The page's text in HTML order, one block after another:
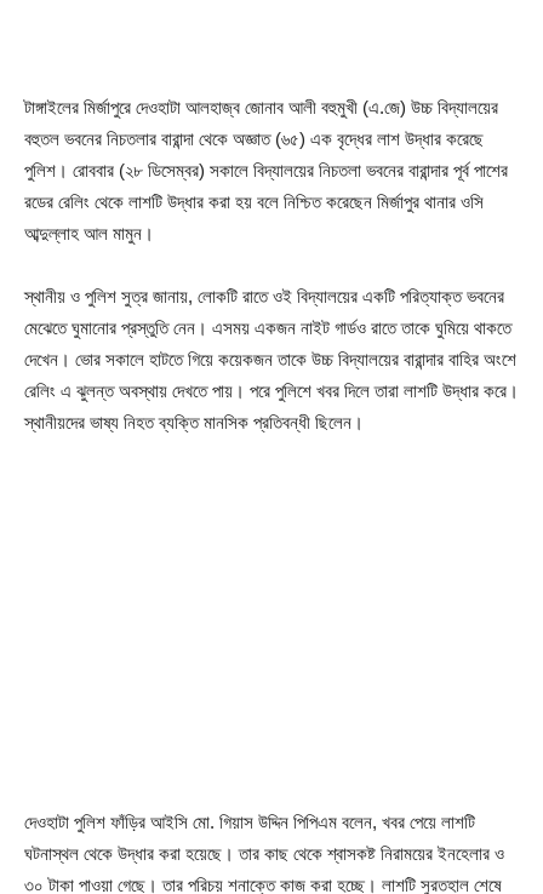
টাঙ্গাইলের মির্জাপুরে দেওহাটা আলহাজ্ব জোনাব আলী বহুমুখী (এ.জে) উচ্চ বিদ্যালয়ের
বহুতল ভবনের নিচতলার বারান্দা থেকে অজ্ঞাত (৬৫) এক বৃদ্ধের লাশ উদ্ধার করেছে
পুলিশ। রোববার (২৮ ডিসেম্বর) সকালে বিদ্যালয়ের নিচতলা ভবনের বারান্দার পূর্ব পাশের
রডের রেলিং থেকে লাশটি উদ্ধার করা হয় বলে নিশ্চিত করেছেন মির্জাপুর থানার ওসি
আব্দুল্লাহ আল মামুন।
স্থানীয় ও পুলিশ সুত্র জানায়, লোকটি রাতে ওই বিদ্যালয়ের একটি পরিত্যাক্ত ভবনের
মেঝেতে ঘুমানোর প্রস্তুতি নেন। এসময় একজন নাইট গার্ডও রাতে তাকে ঘুমিয়ে থাকতে
দেখেন। ভোর সকালে হাটতে গিয়ে কয়েকজন তাকে উচ্চ বিদ্যালয়ের বারান্দার বাহির অংশে
রেলিং এ ঝুলন্ত অবস্থায় দেখতে পায়। পরে পুলিশে খবর দিলে তারা লাশটি উদ্ধার করে।
স্থানীয়দের ভাষ্য নিহত ব্যক্তি মানসিক প্রতিবন্ধী ছিলেন।
দেওহাটা পুলিশ ফাঁড়ির আইসি মো. গিয়াস উদ্দিন পিপিএম বলেন, খবর পেয়ে লাশটি
ঘটনাস্থল থেকে উদ্ধার করা হয়েছে। তার কাছ থেকে শ্বাসকষ্ট নিরাময়ের ইনহেলার ও
৩০ টাকা পাওয়া গেছে। তার পরিচয় শনাক্তে কাজ করা হচ্ছে। লাশটি সুরতহাল শেষে